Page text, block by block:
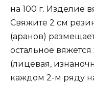
на 100 г. Изделие
Свяжите 2 см
(аранов)
остальное
(лицевая,
каждом 2-м ряду